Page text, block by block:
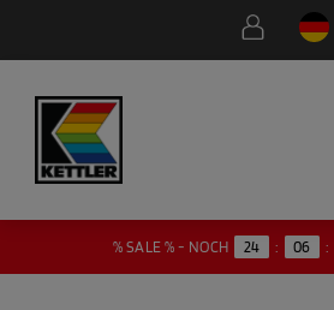
% SALE % - NOCH 24 : 06 :